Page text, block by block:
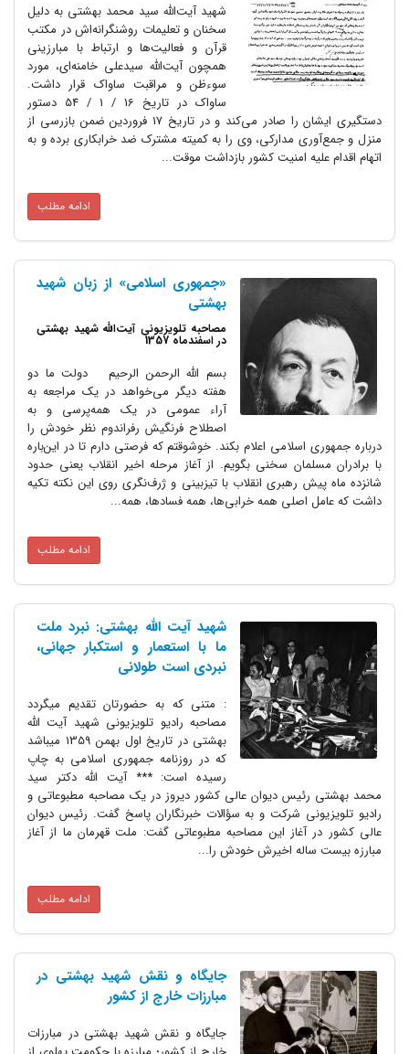
شهید آیت‌الله سید محمد بهشتی به دلیل
سخنان و تعلیمات روشنگرانه‌اش در مکتب
قرآن و فعالیت‌ها و ارتباط با مبارزینی
همچون آیت‌الله سیدعلی خامنه‌ای، مورد
سوءظن و مراقبت ساواک قرار داشت.
ساواک در تاریخ 16 / 1 / 54 دستور
دستگیری ایشان را صادر می‌کند و در تاریخ 17 فروردین ضمن بازرسی از
منزل و جمع‌آوری مدارکی، وی را به کمیته مشترک ضد خرابکاری برده و به
اتهام اقدام علیه امنیت کشور بازداشت موقت...
ادامه مطلب
«جمهوری اسلامی» از زبان شهید
بهشتی
مصاحبه تلویزیونی آیت‌الله شهید بهشتی
در اسفندماه 1357
بسم الله الرحمن الرحیم دولت ما دو
هفته دیگر می‌خواهد در یک مراجعه به
آراء عمومی در یک همه‌پرسی و به
اصطلاح فرنگیش رفراندوم نظر خودش را
درباره جمهوری اسلامی اعلام بکند. خوشوقتم که فرصتی دارم تا در این‌باره
با برادران مسلمان سخنی بگویم. از آغاز مرحله اخیر انقلاب یعنی حدود
شانزده ماه پیش رهبری انقلاب با تیزبینی و ژرف‌نگری روی این نکته تکیه
داشت که عامل اصلی همه خرابی‌ها، همه فسادها، همه...
ادامه مطلب
شهید آیت الله بهشتی: نبرد ملت
ما با استعمار و استکبار جهانی،
نبردی است طولانی
: متنی که به حضورتان تقدیم میگردد
مصاحبه رادیو تلویزیونی شهید آیت الله
بهشتی در تاریخ اول بهمن 1359 میباشد
که در روزنامه جمهوری اسلامی به چاپ
رسیده است: *** آیت الله دکتر سید
محمد بهشتی رئیس دیوان عالی کشور دیروز در یک مصاحبه مطبوعاتی و
رادیو تلویزیونی شرکت و به سؤالات خبرنگاران پاسخ گفت. رئیس دیوان
عالی کشور در آغاز این مصاحبه مطبوعاتی گفت: ملت قهرمان ما از آغاز
مبارزه بیست ساله اخیرش خودش را...
ادامه مطلب
جایگاه و نقش شهید بهشتی در
مبارزات خارج از کشور
جایگاه و نقش شهید بهشتی در مبارزات